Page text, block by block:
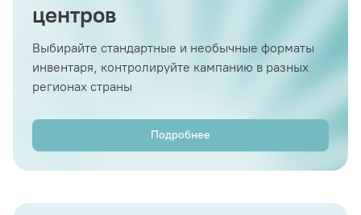
центров
Выбирайте стандартные и необычные форматы
инвентаря, контролируйте кампанию в разных
регионах страны
Подробнее